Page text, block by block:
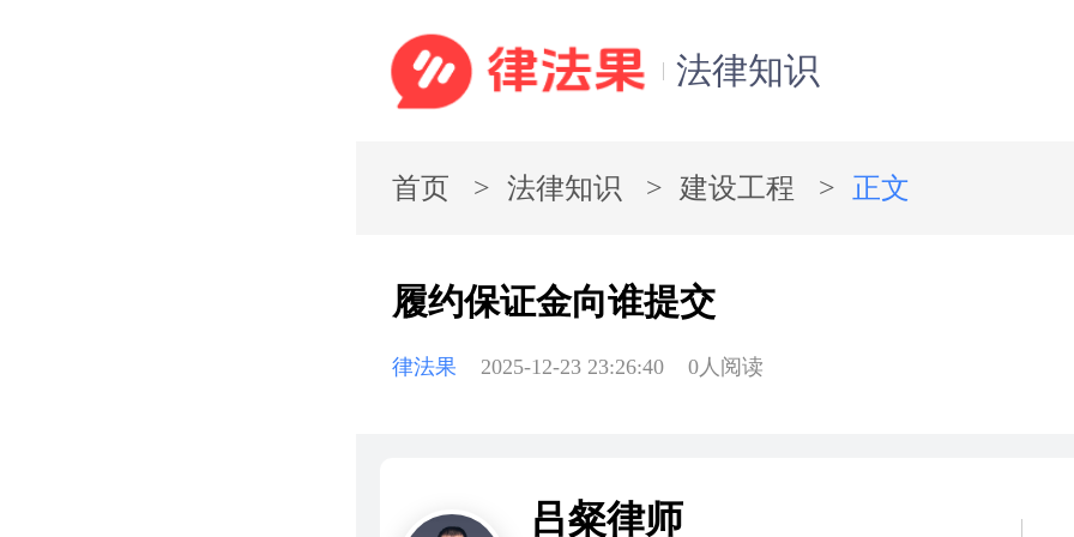
法律知识
首页 法律知识 建设工程 正文
履约保证金向谁提交
律法果 2025-12-23 23:26:40 0人阅读
吕粲律师